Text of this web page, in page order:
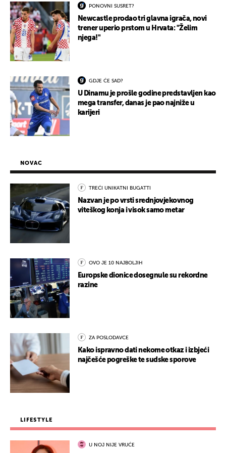
PONOVNI SUSRET?
Newcastle prodao tri glavna igrača, novi
trener uperio prstom u Hrvata: "Želim
njega!"
GDJE ĆE SAD?
U Dinamu je prošle godine predstavljen kao
mega transfer, danas je pao najniže u
karijeri
NOVAC
TREĆI UNIKATNI BUGATTI
Nazvan je po vrsti srednjovjekovnog
viteškog konja i visok samo metar
OVO JE 10 NAJBOLJIH
Europske dionice dosegnule su rekordne
razine
ZA POSLODAVCE
Kako ispravno dati nekome otkaz i izbjeći
najčešće pogreške te sudske sporove
LIFESTYLE
U NOJ NIJE VRUĆE